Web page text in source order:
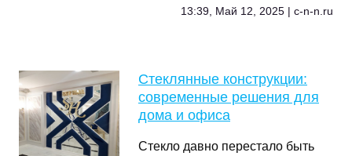
13:39, Май 12, 2025 | c-n-n.ru
Стеклянные конструкции:
современные решения для
дома и офиса
Стекло давно перестало быть